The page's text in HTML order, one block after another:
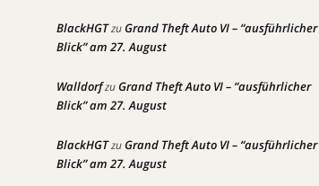
BlackHGTzuGrand Theft Auto VI – “ausführlicher
Blick” am 27. August
WalldorfzuGrand Theft Auto VI – “ausführlicher
Blick” am 27. August
BlackHGTzuGrand Theft Auto VI – “ausführlicher
Blick” am 27. August